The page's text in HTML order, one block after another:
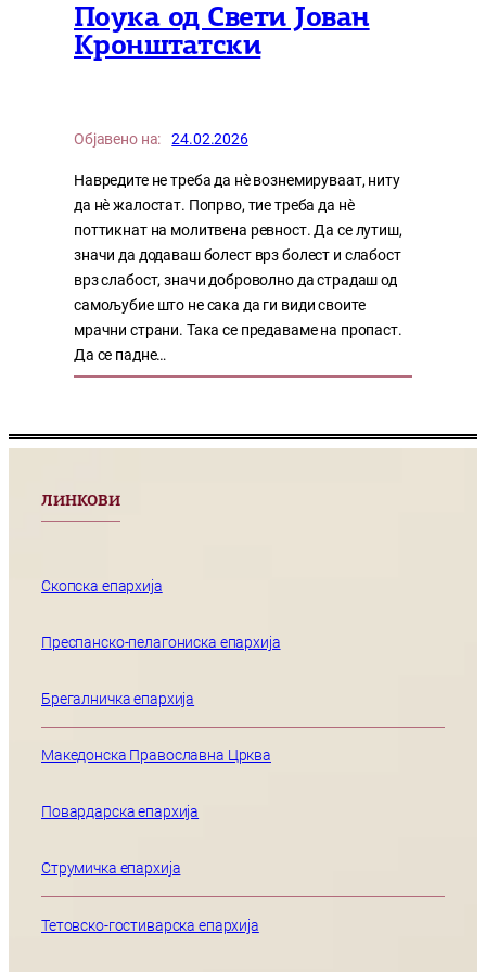
Поука од Свети Јован
Кронштатски
Објавено на: 24.02.2026
Навредите не треба да нѐ вознемируваат, ниту
да нѐ жалостат. Попрво, тие треба да нѐ
поттикнат на молитвена ревност. Да се лутиш,
значи да додаваш болест врз болест и слабост
врз слабост, значи доброволно да страдаш од
самољубие што не сака да ги види своите
мрачни страни. Така се предаваме на пропаст.
Да се падне…
ЛИНКОВИ
Скопска епархија
Преспанско-пелагониска епархија
Брегалничка епархија
Македонска Православна Црква
Повардарска епархија
Струмичка епархија
Тетовско-гостиварска епархија